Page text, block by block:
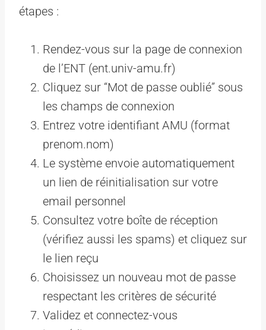
étapes :
Rendez-vous sur la page de connexion
de l’ENT (ent.univ-amu.fr)
Cliquez sur “Mot de passe oublié” sous
les champs de connexion
Entrez votre identifiant AMU (format
prenom.nom)
Le système envoie automatiquement
un lien de réinitialisation sur votre
email personnel
Consultez votre boîte de réception
(vérifiez aussi les spams) et cliquez sur
le lien reçu
Choisissez un nouveau mot de passe
respectant les critères de sécurité
Validez et connectez-vous